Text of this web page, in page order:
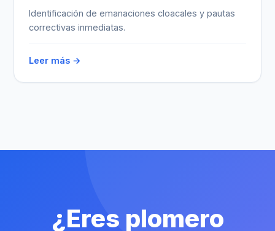
Identificación de emanaciones cloacales y pautas
correctivas inmediatas.
Leer más →
¿Eres plomero